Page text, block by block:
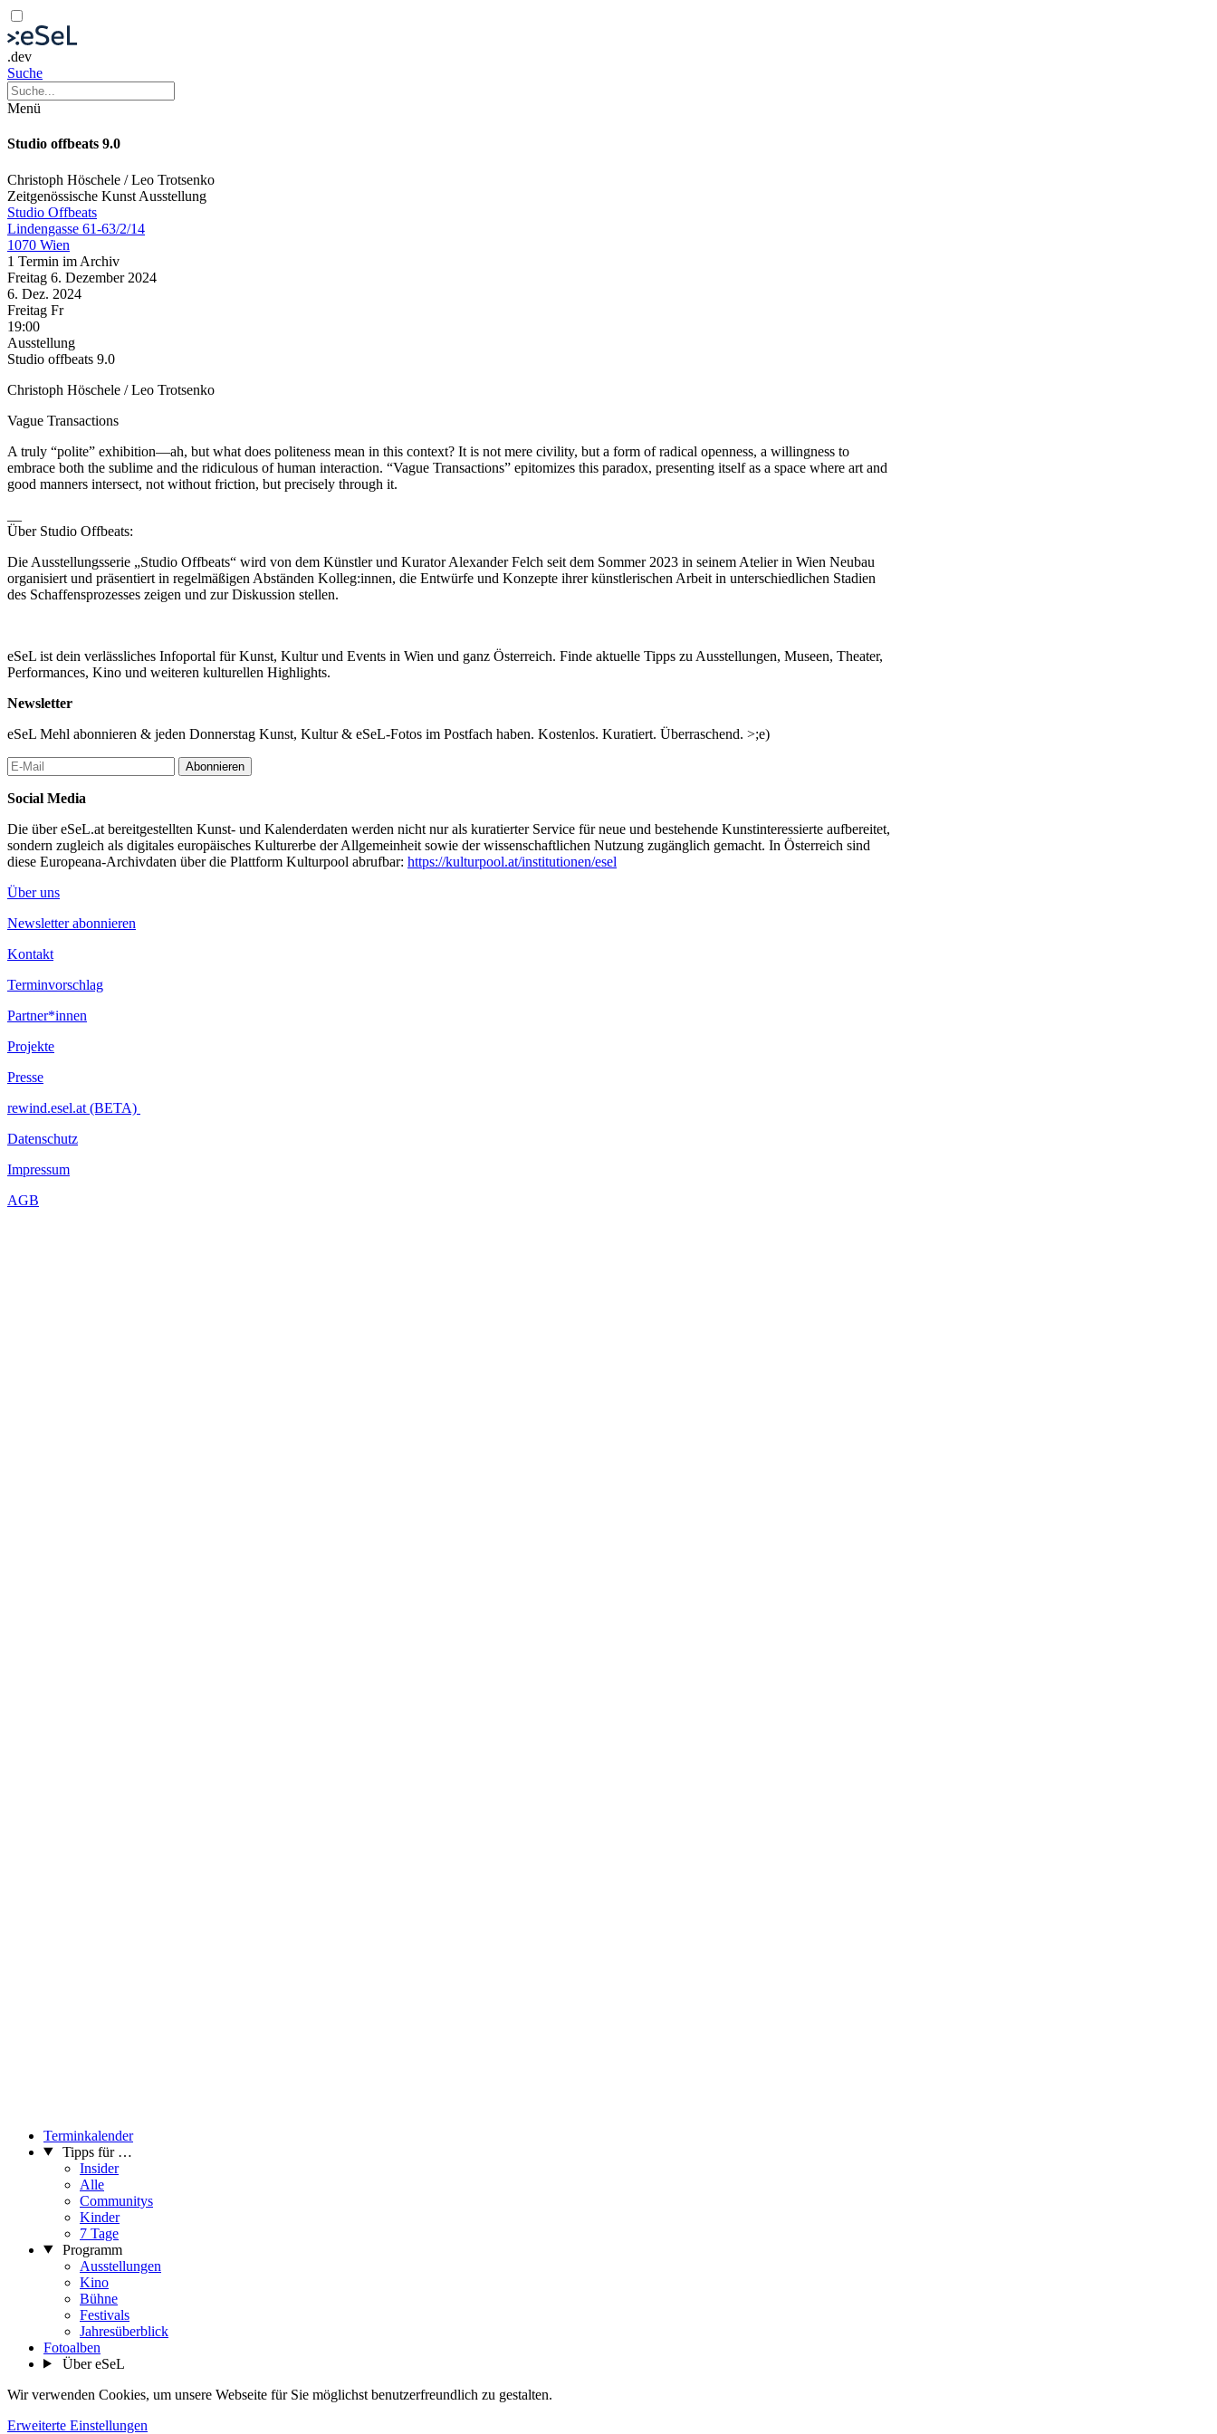
.dev
Suche
Menü
Studio offbeats 9.0
Christoph Höschele / Leo Trotsenko
Zeitgenössische Kunst Ausstellung
Studio Offbeats
Lindengasse 61-63/2/14
1070 Wien
1 Termin im Archiv
Freitag 6. Dezember 2024
6. Dez. 2024
Freitag Fr
19:00
Ausstellung
Studio offbeats 9.0
Christoph Höschele / Leo Trotsenko
Vague Transactions
A truly “polite” exhibition—ah, but what does politeness mean in this context? It is not mere civility, but a form of radical openness, a willingness to
embrace both the sublime and the ridiculous of human interaction. “Vague Transactions” epitomizes this paradox, presenting itself as a space where art and
good manners intersect, not without friction, but precisely through it.
Über Studio Offbeats:
Die Ausstellungsserie „Studio Offbeats“ wird von dem Künstler und Kurator Alexander Felch seit dem Sommer 2023 in seinem Atelier in Wien Neubau
organisiert und präsentiert in regelmäßigen Abständen Kolleg:innen, die Entwürfe und Konzepte ihrer künstlerischen Arbeit in unterschiedlichen Stadien
des Schaffensprozesses zeigen und zur Diskussion stellen.
eSeL ist dein verlässliches Infoportal für Kunst, Kultur und Events in Wien und ganz Österreich. Finde aktuelle Tipps zu Ausstellungen, Museen, Theater,
Performances, Kino und weiteren kulturellen Highlights.
Newsletter
eSeL Mehl abonnieren & jeden Donnerstag Kunst, Kultur & eSeL-Fotos im Postfach haben. Kostenlos. Kuratiert. Überraschend. >;e)
Abonnieren
Social Media
Die über eSeL.at bereitgestellten Kunst- und Kalenderdaten werden nicht nur als kuratierter Service für neue und bestehende Kunstinteressierte aufbereitet,
sondern zugleich als digitales europäisches Kulturerbe der Allgemeinheit sowie der wissenschaftlichen Nutzung zugänglich gemacht. In Österreich sind
diese Europeana-Archivdaten über die Plattform Kulturpool abrufbar: https://kulturpool.at/institutionen/esel
Über uns
Newsletter abonnieren
Kontakt
Terminvorschlag
Partner*innen
Projekte
Presse
rewind.esel.at (BETA)
Datenschutz
Impressum
AGB
Terminkalender
Tipps für …
Insider
Alle
Communitys
Kinder
7 Tage
Programm
Ausstellungen
Kino
Bühne
Festivals
Jahresüberblick
Fotoalben
Über eSeL
Wir verwenden Cookies, um unsere Webseite für Sie möglichst benutzerfreundlich zu gestalten.
Erweiterte Einstellungen